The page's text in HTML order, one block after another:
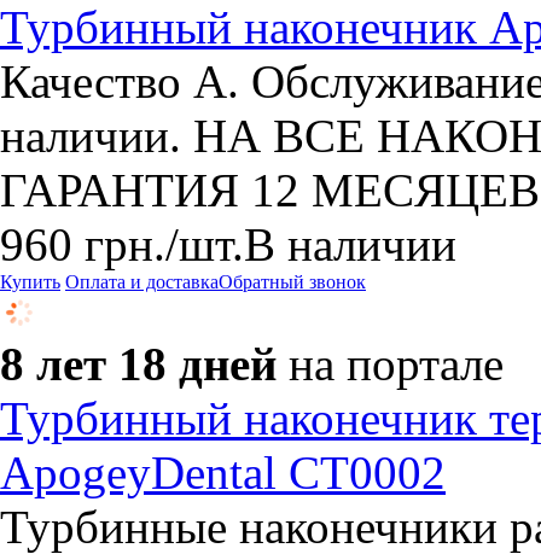
Турбинный наконечник
Качество А.
наличии. НА ВСЕ
ГАРАНТИЯ 12
960 грн./шт.В наличии
Купить Оплата и доставкаОбратный звонок
8 лет 18 дней на портале
Турбинный наконечник
ApogeyDental CT0002
Турбинные наконечники